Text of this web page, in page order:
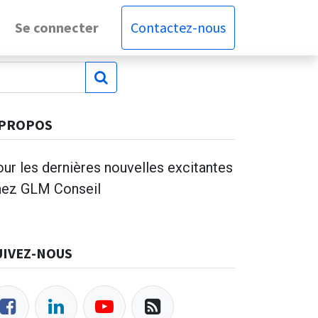
Se connecter Contactez-nous
les dernières nouvelles excitantes
GLM Conseil
NOUS